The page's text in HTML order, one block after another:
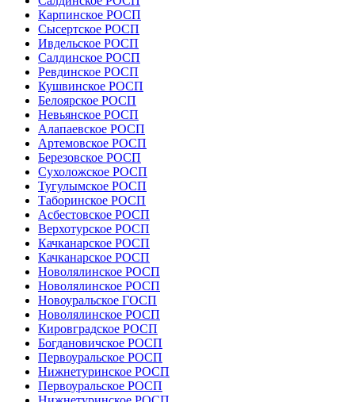
Карпинское РОСП
Сысертское РОСП
Ивдельское РОСП
Салдинское РОСП
Ревдинское РОСП
Кушвинское РОСП
Белоярское РОСП
Невьянское РОСП
Алапаевское РОСП
Артемовское РОСП
Березовское РОСП
Сухоложское РОСП
Тугулымское РОСП
Таборинское РОСП
Асбестовское РОСП
Верхотурское РОСП
Качканарское РОСП
Качканарское РОСП
Новолялинское РОСП
Новолялинское РОСП
Новоуральское ГОСП
Новолялинское РОСП
Кировградское РОСП
Богдановичское РОСП
Первоуральское РОСП
Нижнетуринское РОСП
Первоуральское РОСП